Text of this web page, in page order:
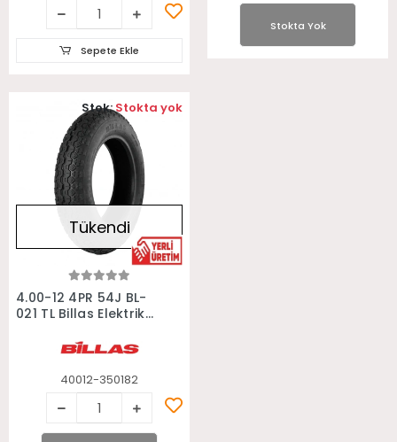
Sepete Ekle
Stokta Yok
Stokta Yok
Tükendi
4.00-12 4PR 54J BL-
021 TL Billas Elektrikli
40012-350182
Stok:Stokta yok